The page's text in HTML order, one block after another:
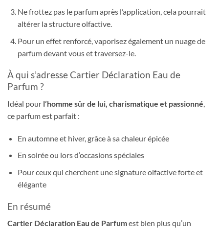
Ne frottez pas le parfum après l’application, cela pourrait
altérer la structure olfactive.
Pour un effet renforcé, vaporisez également un nuage de
parfum devant vous et traversez-le.
À qui s’adresse Cartier Déclaration Eau de
Parfum ?
Idéal pour l’homme sûr de lui, charismatique et passionné,
ce parfum est parfait :
En automne et hiver, grâce à sa chaleur épicée
En soirée ou lors d’occasions spéciales
Pour ceux qui cherchent une signature olfactive forte et
élégante
En résumé
Cartier Déclaration Eau de Parfumest bien plus qu’un